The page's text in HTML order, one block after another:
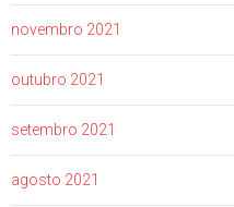
novembro 2021
outubro 2021
setembro 2021
agosto 2021